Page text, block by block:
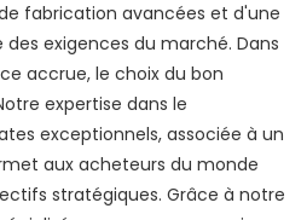
fabrication avancées et d'une
exigences du marché. Dans
accrue, le choix du bon
expertise dans le
exceptionnels, associée à un
aux acheteurs du monde
stratégiques. Grâce à notre